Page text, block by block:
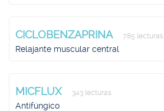
CICLOBENZAPRINA 785 lecturas
Relajante muscular central
MICFLUX 343 lecturas
Antifúngico